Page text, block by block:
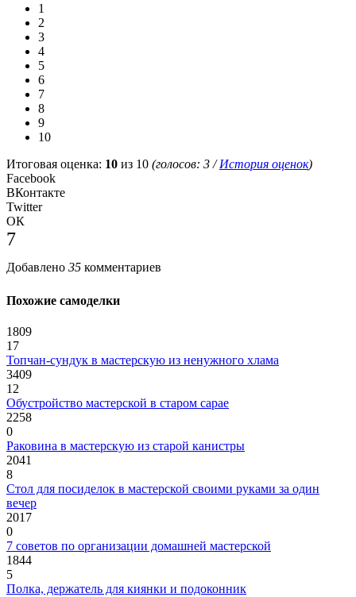
1
2
3
4
5
6
7
8
9
10
Итоговая оценка: 10 из 10 (голосов: 3 /История оценок)
Facebook
ВКонтакте
Twitter
ОК
7
Добавлено 35 комментариев
Похожие самоделки
1809
17
Топчан-сундук в мастерскую из ненужного хлама
3409
12
Обустройство мастерской в старом сарае
2258
0
Раковина в мастерскую из старой канистры
2041
8
Стол для посиделок в мастерской своими руками за один
вечер
2017
0
7 советов по организации домашней мастерской
1844
5
Полка, держатель для киянки и подоконник